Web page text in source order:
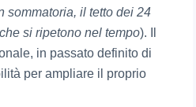
sommatoria, il tetto dei 24
si ripetono nel tempo). Il
in passato definito di
per ampliare il proprio